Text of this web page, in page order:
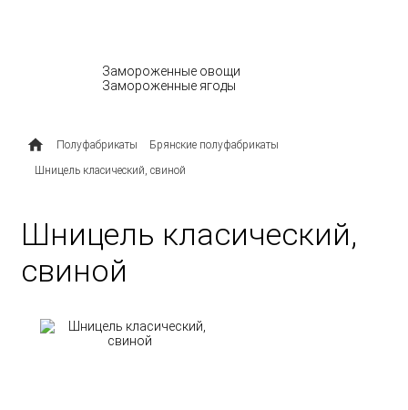
Замороженные овощи
Замороженные ягоды
Полуфабрикаты
Брянские полуфабрикаты
Шницель класический, свиной
Шницель класический,
свиной